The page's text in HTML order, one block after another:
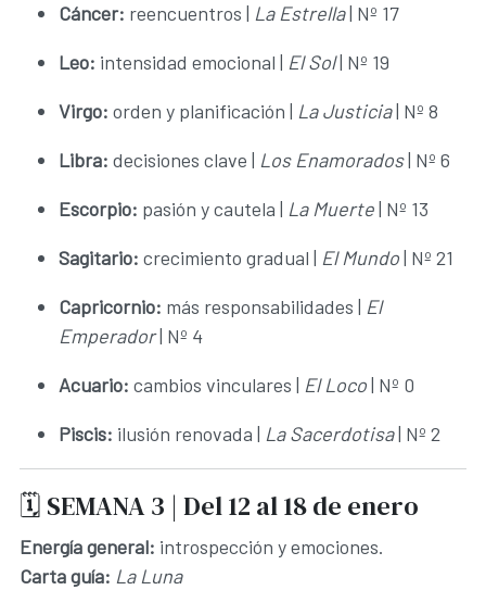
Cáncer: reencuentros | La Estrella| Nº 17
Leo: intensidad emocional | El Sol| Nº 19
Virgo: orden y planificación | La Justicia| Nº 8
Libra: decisiones clave | Los Enamorados| Nº 6
Escorpio: pasión y cautela | La Muerte| Nº 13
Sagitario: crecimiento gradual | El Mundo| Nº 21
Capricornio: más responsabilidades | El
Emperador| Nº 4
Acuario: cambios vinculares | El Loco| Nº 0
Piscis: ilusión renovada | La Sacerdotisa| Nº 2
🗓️ SEMANA 3 | Del 12 al 18 de enero
Energía general: introspección y emociones.
Carta guía: La Luna